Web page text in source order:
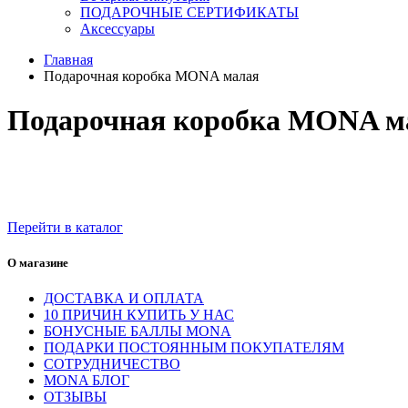
ПОДАРОЧНЫЕ СЕРТИФИКАТЫ
Аксессуары
Главная
Подарочная коробка MONA малая
Подарочная коробка MONA
Перейти в каталог
О магазине
ДОСТАВКА И ОПЛАТА
10 ПРИЧИН КУПИТЬ У НАС
БОНУСНЫЕ БАЛЛЫ MONA
ПОДАРКИ ПОСТОЯННЫМ ПОКУПАТЕЛЯМ
СОТРУДНИЧЕСТВО
MONA БЛОГ
ОТЗЫВЫ